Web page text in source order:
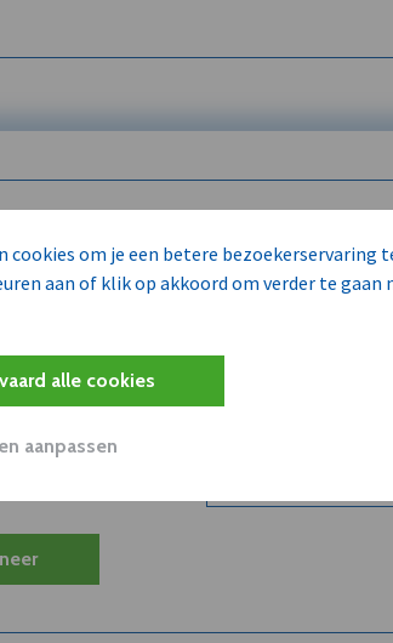
cookies om je een betere bezoekerservaring
aan of klik op akkoord om verder te gaan
alle cookies
aanpassen
voor
en/of partners
Wilt u niet enkel
Word dVO